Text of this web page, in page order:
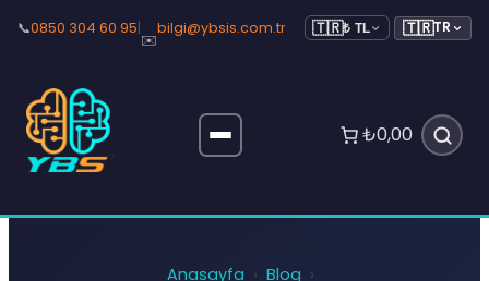
📞0850 304 60 95|
✉️
bilgi@ybsis.com.tr 🇹🇷₺ TL 🇹🇷TR
₺0,00
Anasayfa › Blog ›